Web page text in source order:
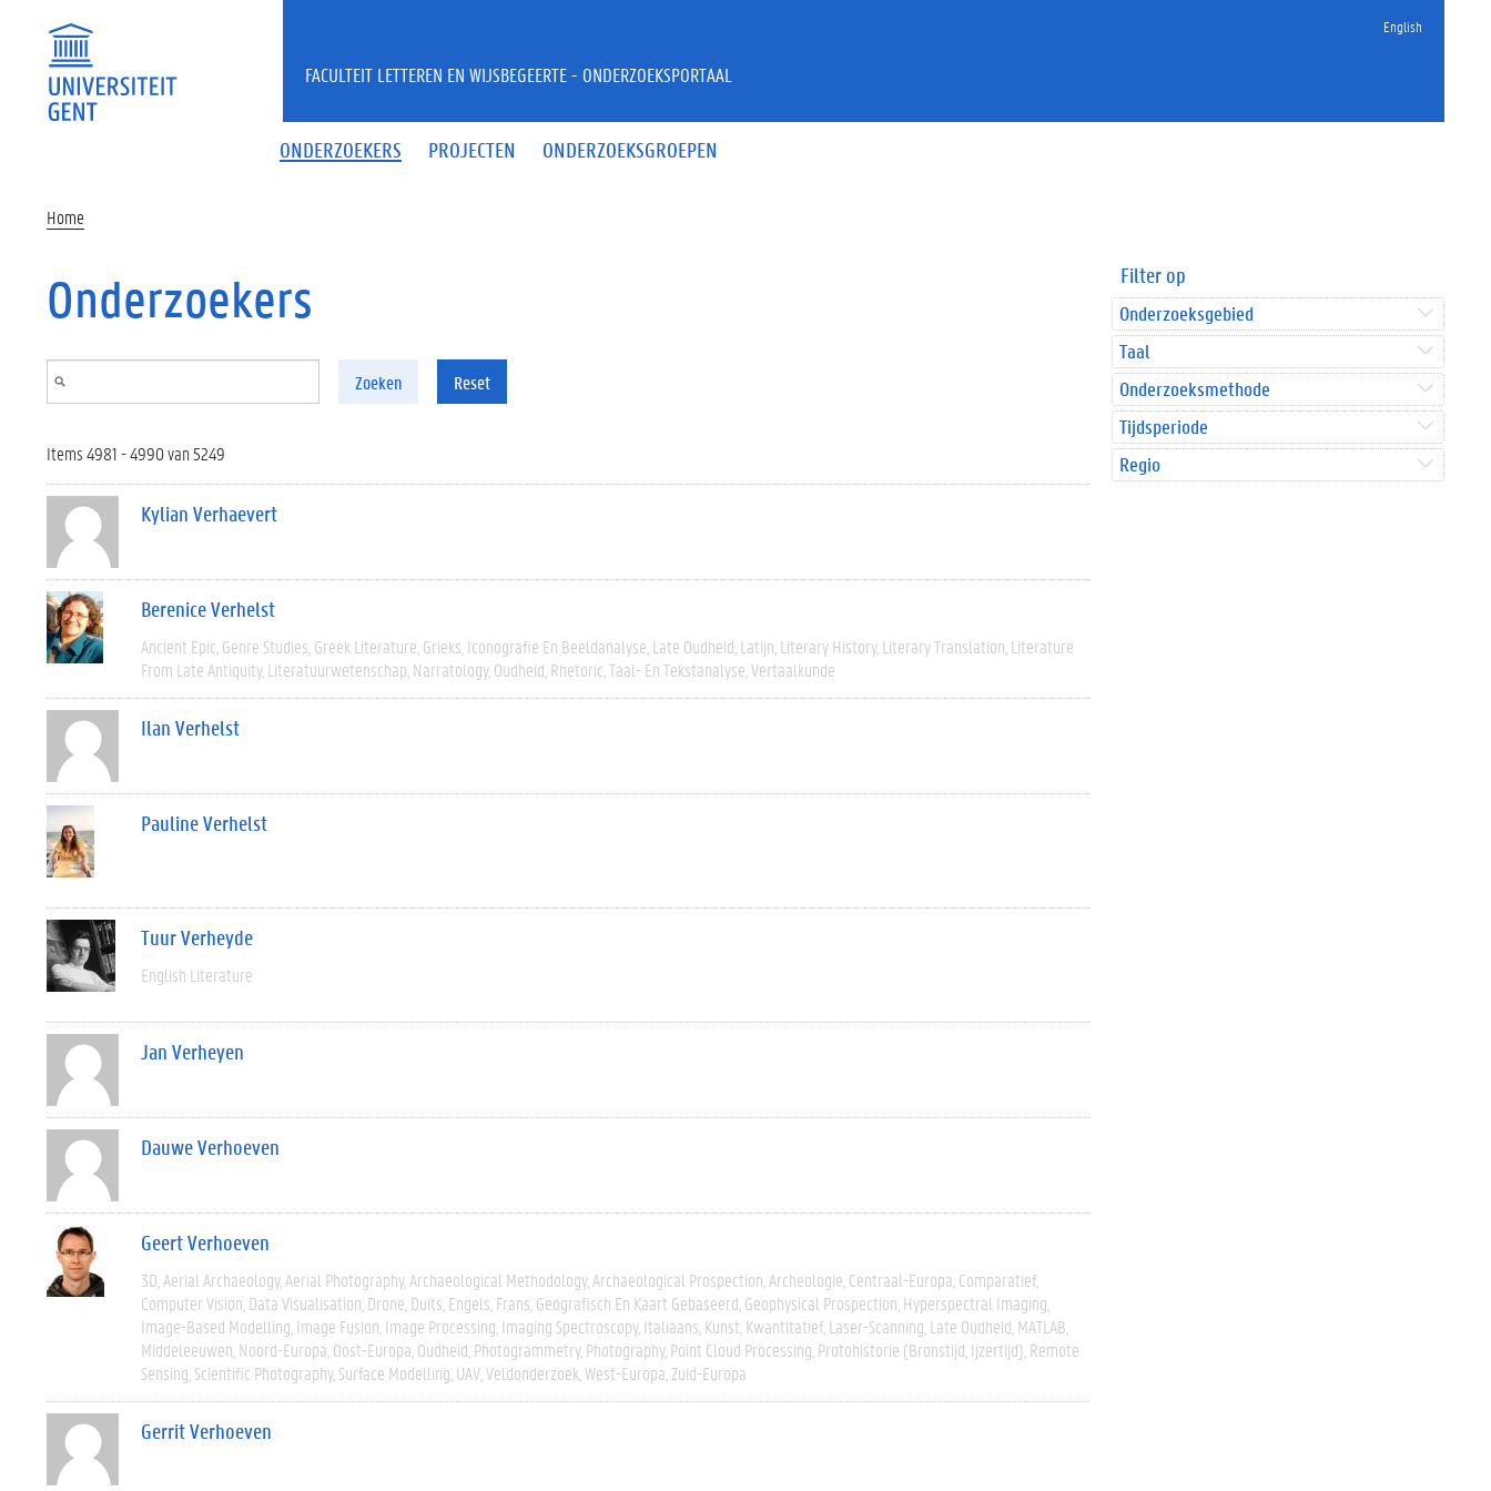
English
ONDERZOEKERS PROJECTEN ONDERZOEKSGROEPEN
FACULTEIT LETTEREN EN WIJSBEGEERTE - ONDERZOEKSPORTAAL
Home
Onderzoekers
Zoeken Reset
Items 4981 - 4990 van 5249
Kylian Verhaevert
Berenice Verhelst
Ancient Epic Genre Studies Greek Literature Grieks Iconografie En Beeldanalyse Late Oudheid Latijn Literary History Literary Translation Literature
From Late Antiquity Literatuurwetenschap Narratology Oudheid Rhetoric Taal- En Tekstanalyse Vertaalkunde
Ilan Verhelst
Pauline Verhelst
Tuur Verheyde
English Literature
Jan Verheyen
Dauwe Verhoeven
Geert Verhoeven
3D Aerial Archaeology Aerial Photography Archaeological Methodology Archaeological Prospection Archeologie Centraal-Europa Comparatief
Computer Vision Data Visualisation Drone Duits Engels Frans Geografisch En Kaart Gebaseerd Geophysical Prospection Hyperspectral Imaging
Image-Based Modelling Image Fusion Image Processing Imaging Spectroscopy Italiaans Kunst Kwantitatief Laser-Scanning Late Oudheid MATLAB
Middeleeuwen Noord-Europa Oost-Europa Oudheid Photogrammetry Photography Point Cloud Processing Protohistorie (bronstijd, Ijzertijd) Remote
Sensing Scientific Photography Surface Modelling UAV Veldonderzoek West-Europa Zuid-Europa
Gerrit Verhoeven
Filter op
Onderzoeksgebied
Taal
Onderzoeksmethode
Tijdsperiode
Regio